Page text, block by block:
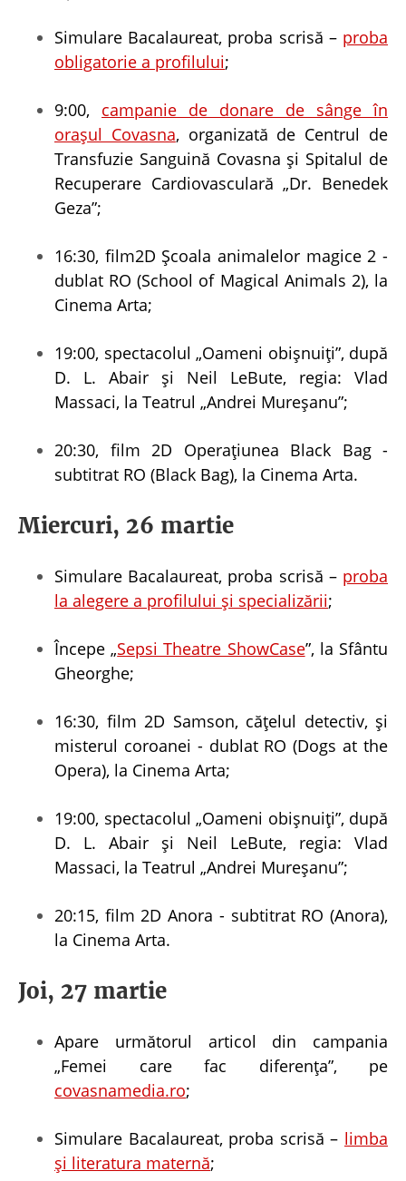
Simulare Bacalaureat, proba scrisă – proba
obligatorie a profilului;
9:00, campanie de donare de sânge în
orașul Covasna, organizată de Centrul de
Transfuzie Sanguină Covasna și Spitalul de
Recuperare Cardiovasculară „Dr. Benedek
Geza”;
16:30, film2D Școala animalelor magice 2 -
dublat RO (School of Magical Animals 2), la
Cinema Arta;
19:00, spectacolul „Oameni obișnuiți”, după
D. L. Abair și Neil LeBute, regia: Vlad
Massaci, la Teatrul „Andrei Mureșanu”;
20:30, film 2D Operațiunea Black Bag -
subtitrat RO (Black Bag), la Cinema Arta.
Miercuri, 26 martie
Simulare Bacalaureat, proba scrisă – proba
la alegere a profilului și specializării;
Începe „Sepsi Theatre ShowCase”, la Sfântu
Gheorghe;
16:30, film 2D Samson, cățelul detectiv, și
misterul coroanei - dublat RO (Dogs at the
Opera), la Cinema Arta;
19:00, spectacolul „Oameni obișnuiți”, după
D. L. Abair și Neil LeBute, regia: Vlad
Massaci, la Teatrul „Andrei Mureșanu”;
20:15, film 2D Anora - subtitrat RO (Anora),
la Cinema Arta.
Joi, 27 martie
Apare următorul articol din campania
„Femei care fac diferența”, pe
covasnamedia.ro;
Simulare Bacalaureat, proba scrisă – limba
și literatura maternă;